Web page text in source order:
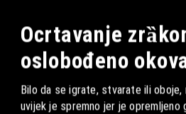
Ocrtavanje
oslobođeno
Bilo da se igrate, stvarate ili oboje,
uvijek je spremno jer je opremljeno